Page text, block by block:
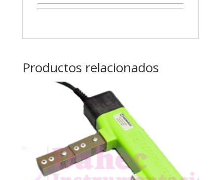
Productos relacionados